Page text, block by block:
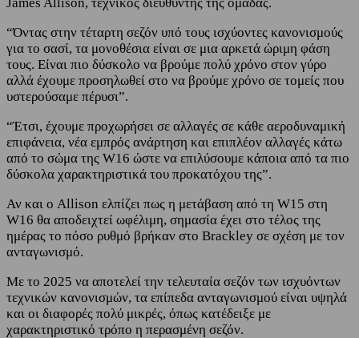
“Όντας στην τέταρτη σεζόν υπό τους ισχύοντες κανονισμούς
για το σασί, τα μονοθέσια είναι σε μια αρκετά ώριμη φάση
τους. Είναι πιο δύσκολο να βρούμε πολύ χρόνο στον γύρο
αλλά έχουμε προσηλωθεί στο να βρούμε χρόνο σε τομείς που
υστερούσαμε πέρυσι”.
“Έτσι, έχουμε προχωρήσει σε αλλαγές σε κάθε αεροδυναμική
επιφάνεια, νέα εμπρός ανάρτηση και επιπλέον αλλαγές κάτω
από το σώμα της W16 ώστε να επιλύσουμε κάποια από τα πιο
δύσκολα χαρακτηριστικά του προκατόχου της”.
Αν και ο Allison ελπίζει πως η μετάβαση από τη W15 στη
W16 θα αποδειχτεί ωφέλιμη, σημασία έχει στο τέλος της
ημέρας το πόσο ρυθμό βρήκαν στο Brackley σε σχέση με τον
ανταγωνισμό.
Με το 2025 να αποτελεί την τελευταία σεζόν των ισχυόντων
τεχνικών κανονισμών, τα επίπεδα ανταγωνισμού είναι υψηλά
και οι διαφορές πολύ μικρές, όπως κατέδειξε με
χαρακτηριστικό τρόπο η περασμένη σεζόν.